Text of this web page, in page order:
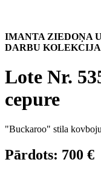
IMANTA ZIEDOŅA
DARBU KOLEKCIJA
Lote Nr.
cepure
"Buckaroo" stila
Pārdots: 700 €